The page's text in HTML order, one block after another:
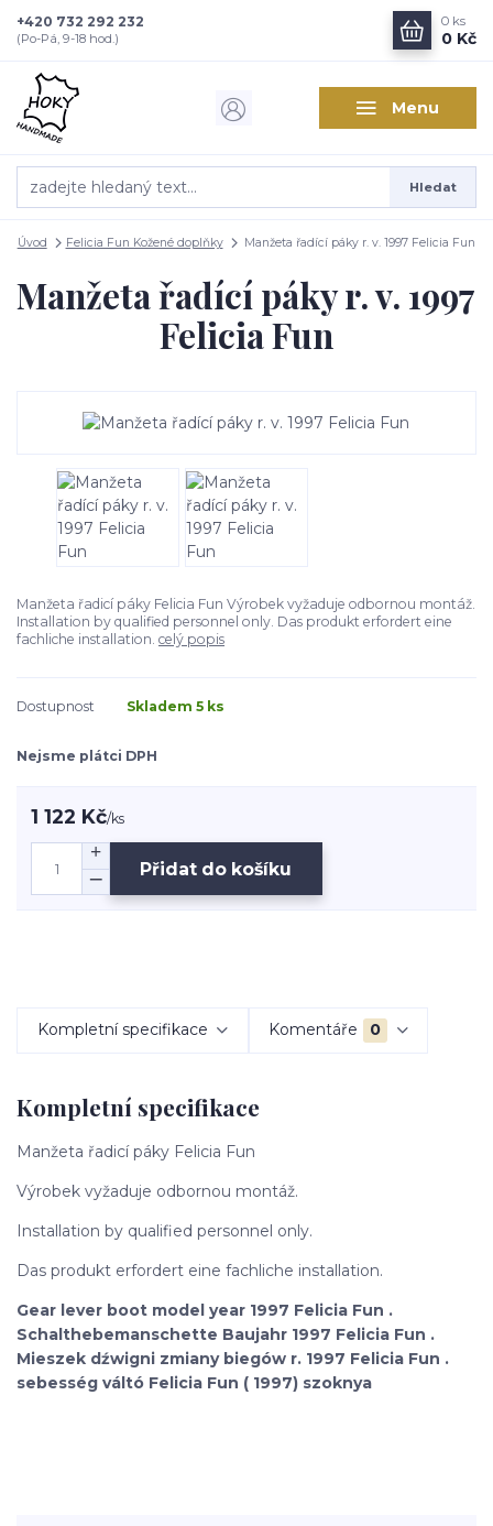
Menu
Hledat
+420 732 292 232
(Po-Pá, 9-18 hod.)
0 ks
0 Kč
Úvod Felicia Fun Kožené doplňky Manžeta řadící páky r. v. 1997 Felicia Fun
Manžeta řadící páky r. v. 1997
Felicia Fun
Manžeta řadicí páky Felicia Fun Výrobek vyžaduje odbornou montáž.
Installation by qualified personnel only. Das produkt erfordert eine
fachliche installation. celý popis
Dostupnost Skladem 5 ks
Nejsme plátci DPH
1 122 Kč/ks
Přidat do košíku
Kompletní specifikace Komentáře 0
Kompletní specifikace
Manžeta řadicí páky Felicia Fun
Výrobek vyžaduje odbornou montáž.
Installation by qualified personnel only.
Das produkt erfordert eine fachliche installation.
Gear lever boot model year 1997 Felicia Fun .
Schalthebemanschette Baujahr 1997 Felicia Fun .
Mieszek dźwigni zmiany biegów r. 1997 Felicia Fun .
sebesség váltó Felicia Fun ( 1997) szoknya